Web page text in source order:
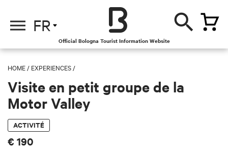
FR
Official Bologna Tourist Information Website
HOME / EXPERIENCES /
Visite en petit groupe de la
Motor Valley
ACTIVITÉ
€ 190